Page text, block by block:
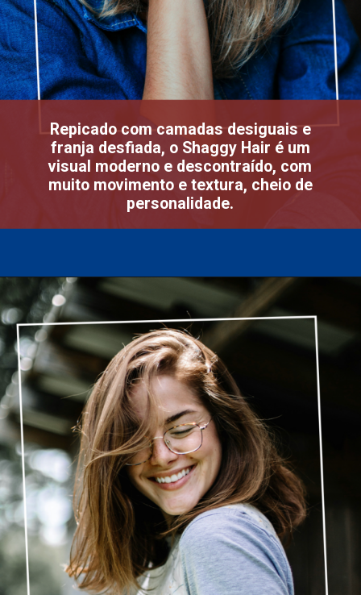
Repicado com camadas desiguais e
franja desfiada, o Shaggy Hair é um
visual moderno e descontraído, com
muito movimento e textura, cheio de
personalidade.